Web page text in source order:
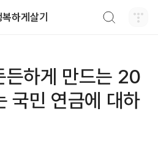
하게살기
든하게 만드는 20
국민 연금에 대하